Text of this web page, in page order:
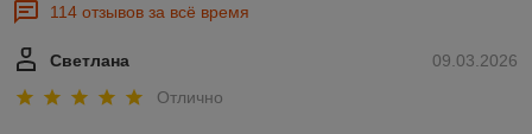
114 отзывов за всё время
09.03.2026
Светлана
Отлично